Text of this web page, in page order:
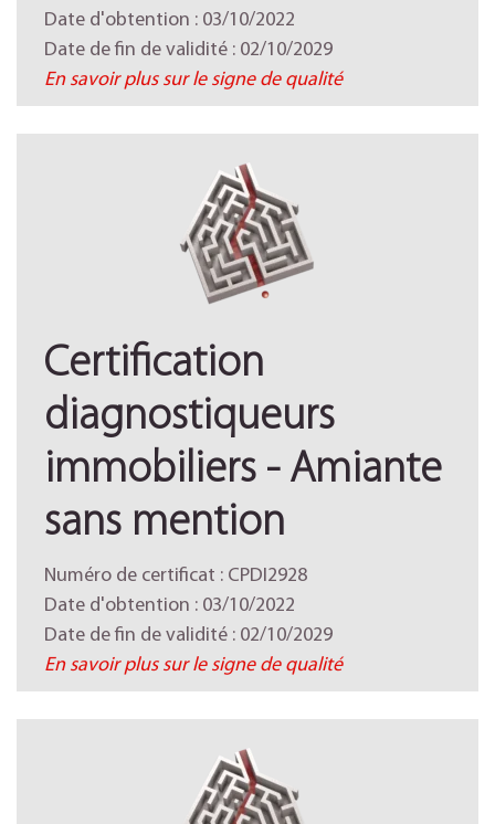
Date d'obtention : 03/10/2022
Date de fin de validité : 02/10/2029
En savoir plus sur le signe de qualité
Certification
diagnostiqueurs
immobiliers - Amiante
sans mention
Numéro de certificat : CPDI2928
Date d'obtention : 03/10/2022
Date de fin de validité : 02/10/2029
En savoir plus sur le signe de qualité